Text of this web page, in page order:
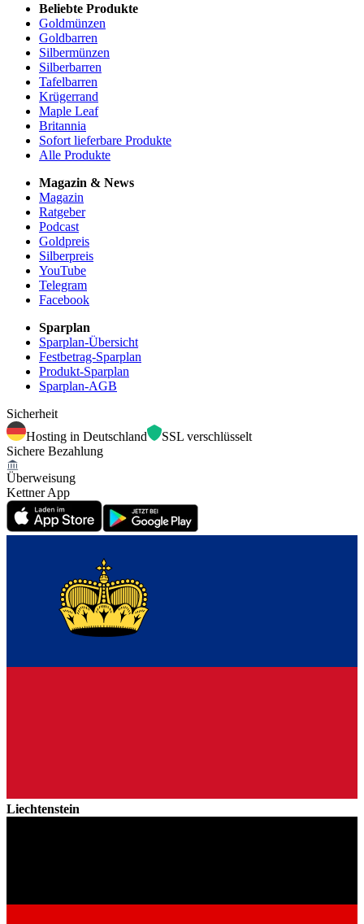
Beliebte Produkte
Goldmünzen
Goldbarren
Silbermünzen
Silberbarren
Tafelbarren
Krügerrand
Maple Leaf
Britannia
Sofort lieferbare Produkte
Alle Produkte
Magazin & News
Magazin
Ratgeber
Podcast
Goldpreis
Silberpreis
YouTube
Telegram
Facebook
Sparplan
Sparplan-Übersicht
Festbetrag-Sparplan
Produkt-Sparplan
Sparplan-AGB
Sicherheit
Hosting in Deutschland
SSL verschlüsselt
Sichere Bezahlung
Überweisung
Kettner App
Liechtenstein